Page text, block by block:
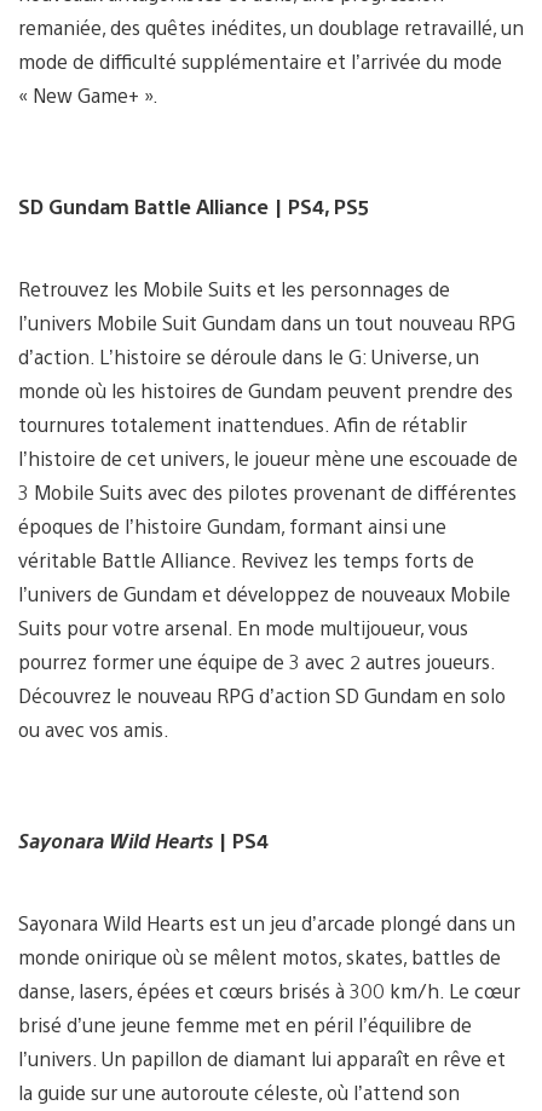
remaniée, des quêtes inédites, un doublage retravaillé, un
mode de difficulté supplémentaire et l’arrivée du mode
« New Game+ ».
SD Gundam Battle Alliance | PS4, PS5
Retrouvez les Mobile Suits et les personnages de
l’univers Mobile Suit Gundam dans un tout nouveau RPG
d’action. L’histoire se déroule dans le G: Universe, un
monde où les histoires de Gundam peuvent prendre des
tournures totalement inattendues. Afin de rétablir
l’histoire de cet univers, le joueur mène une escouade de
3 Mobile Suits avec des pilotes provenant de différentes
époques de l’histoire Gundam, formant ainsi une
véritable Battle Alliance. Revivez les temps forts de
l’univers de Gundam et développez de nouveaux Mobile
Suits pour votre arsenal. En mode multijoueur, vous
pourrez former une équipe de 3 avec 2 autres joueurs.
Découvrez le nouveau RPG d’action SD Gundam en solo
ou avec vos amis.
Sayonara Wild Hearts | PS4
Sayonara Wild Hearts est un jeu d’arcade plongé dans un
monde onirique où se mêlent motos, skates, battles de
danse, lasers, épées et cœurs brisés à 300 km/h. Le cœur
brisé d’une jeune femme met en péril l’équilibre de
l’univers. Un papillon de diamant lui apparaît en rêve et
la guide sur une autoroute céleste, où l’attend son